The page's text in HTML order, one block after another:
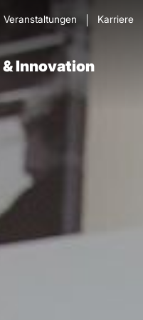
Veran­staltungen Karriere
Innovation